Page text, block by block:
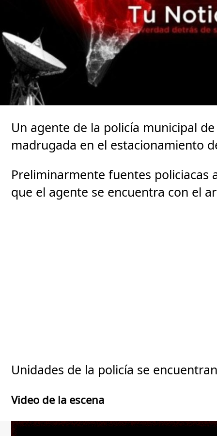
Un agente de la policía municipal
madrugada en el estacionamiento
Preliminarmente fuentes policiacas
que el agente se encuentra con el
Unidades de la policía se
Video de la escena